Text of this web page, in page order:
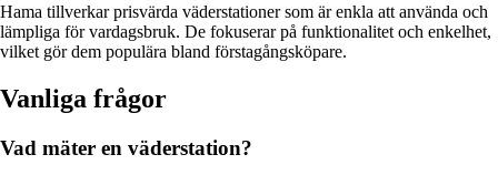
Hama tillverkar prisvärda väderstationer som är enkla att använda och
lämpliga för vardagsbruk. De fokuserar på funktionalitet och enkelhet,
vilket gör dem populära bland förstagångsköpare.
Vanliga frågor
Vad mäter en väderstation?